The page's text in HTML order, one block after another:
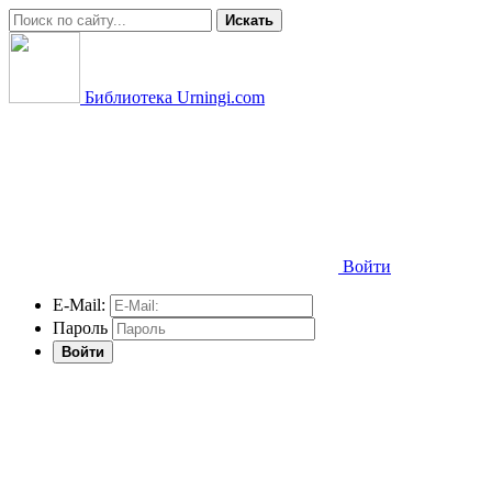
Искать
Библиотека Urningi.com
Войти
E-Mail:
Пароль
Войти